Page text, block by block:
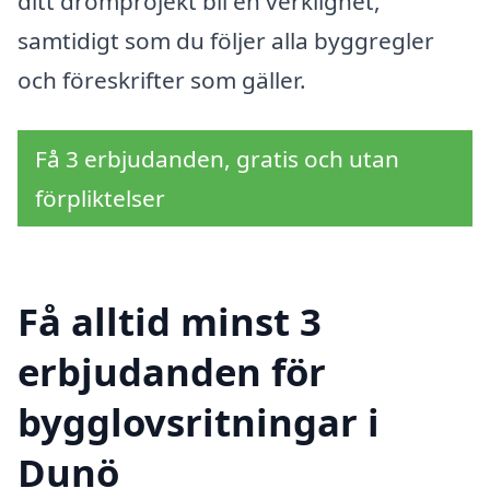
samtidigt som du följer alla byggregler
och föreskrifter som gäller.
Få 3 erbjudanden, gratis och utan
förpliktelser
Få alltid minst 3
erbjudanden för
bygglovsritningar i
Dunö